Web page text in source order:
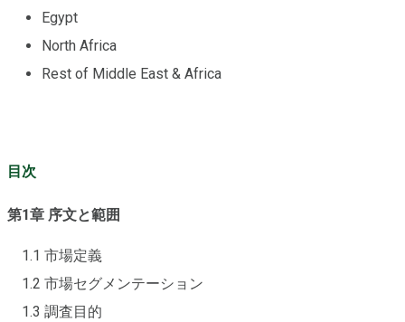
Egypt
North Africa
Rest of Middle East & Africa
目次
第1章 序文と範囲
1.1 市場定義
1.2 市場セグメンテーション
1.3 調査目的